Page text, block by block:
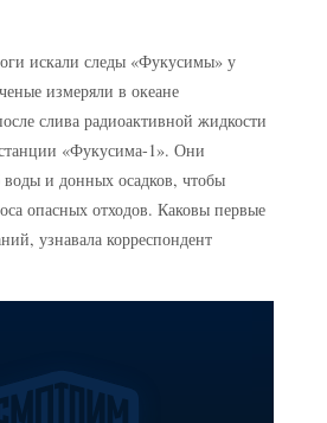
искали следы «Фукусимы» у
измеряли в океане
слива радиоактивной жидкости
«Фукусима-1». Они
воды и донных осадков, чтобы
опасных отходов. Каковы первые
узнавала корреспондент